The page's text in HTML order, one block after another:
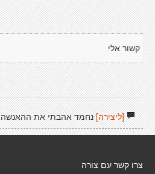
קשור אלי
[ליצירה]נחמד אהבתי את ההאנשה
צרו קשר עם צורה